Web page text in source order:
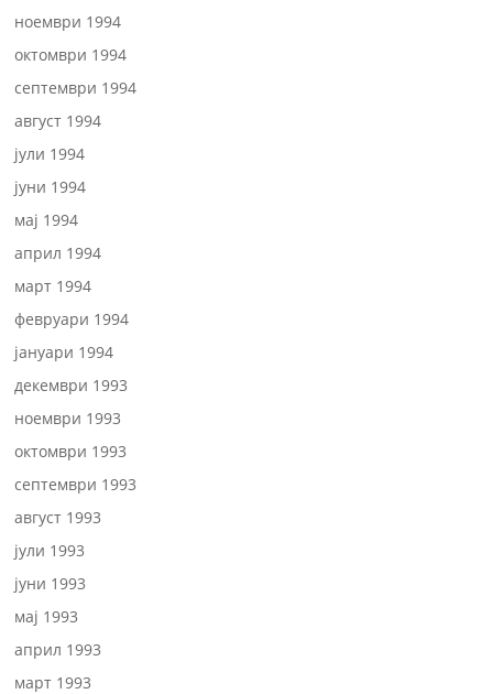
ноември 1994
октомври 1994
септември 1994
август 1994
јули 1994
јуни 1994
мај 1994
април 1994
март 1994
февруари 1994
јануари 1994
декември 1993
ноември 1993
октомври 1993
септември 1993
август 1993
јули 1993
јуни 1993
мај 1993
април 1993
март 1993